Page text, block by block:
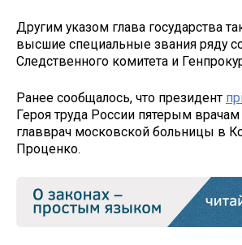
Другим указом глава государства
высшие специальные звания ряду
Следственного комитета и
Ранее сообщалось, что президент
Героя труда России пятерым
главврач московской больницы в
Проценко.